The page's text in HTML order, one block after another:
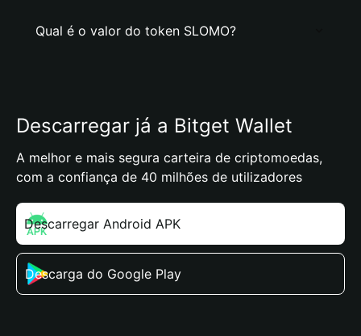
Qual é o valor do token SLOMO?
Descarregar já a Bitget Wallet
A melhor e mais segura carteira de criptomoedas,
com a confiança de 40 milhões de utilizadores
Descarregar Android APK
Descarga do Google Play